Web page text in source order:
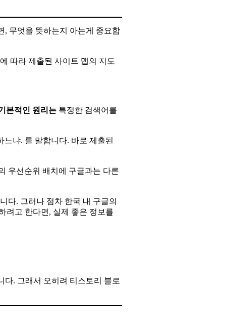
, 무엇을 뜻하는지 아는게 중요합
따라 제출된 사이트 맵의 지도
본적인 원리는 특정한 검색어를
냐. 를 말합니다. 바로 제출된
우선순위 배치에 구글과는 다른
다. 그러나 점차 한국 내 구글의
려고 한다면, 실제 좋은 정보를
다. 그래서 오히려 티스토리 블로